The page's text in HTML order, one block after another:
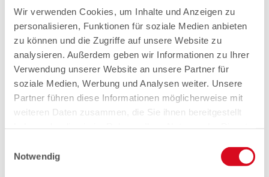
Wir verwenden Cookies, um Inhalte und Anzeigen zu
personalisieren, Funktionen für soziale Medien anbieten
zu können und die Zugriffe auf unsere Website zu
analysieren. Außerdem geben wir Informationen zu Ihrer
Verwendung unserer Website an unsere Partner für
soziale Medien, Werbung und Analysen weiter. Unsere
Partner führen diese Informationen möglicherweise mit
weiteren Daten zusammen, die Sie ihnen bereitgestellt
Notwendig